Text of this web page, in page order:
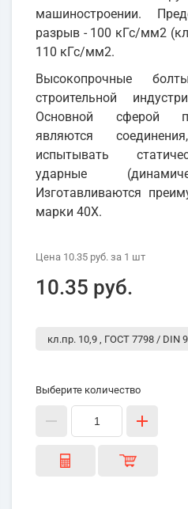
машиностроении.
разрыв - 100 кГс/мм2
110 кГс/мм2.
Высокопрочные
строительной
Основной сферой
являются
испытывать
ударные
Изготавливаются
марки 40Х.
Цена 10.35 руб. за 1 шт
10.35 руб.
Выберите количество